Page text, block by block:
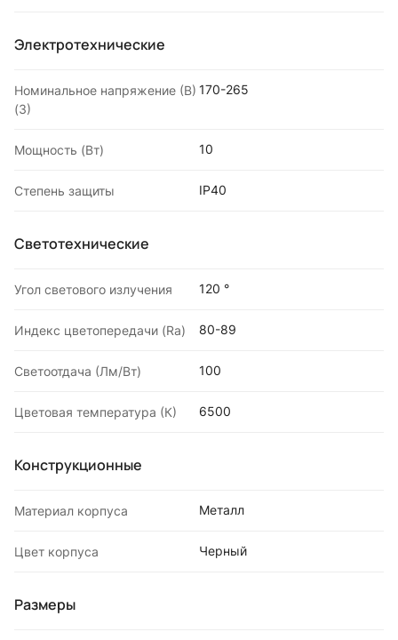
Электротехнические
Номинальное напряжение (В)
(3)
170-265
Мощность (Вт) 10
Степень защиты IP40
Светотехнические
Угол светового излучения 120 °
Индекс цветопередачи (Ra) 80-89
Светоотдача (Лм/Вт) 100
Цветовая температура (К) 6500
Конструкционные
Материал корпуса Металл
Цвет корпуса Черный
Размеры